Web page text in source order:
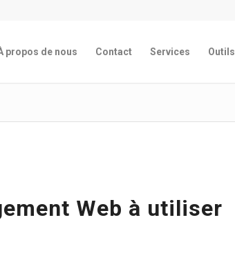
propos de nous Contact Services Outils
Web à utiliser